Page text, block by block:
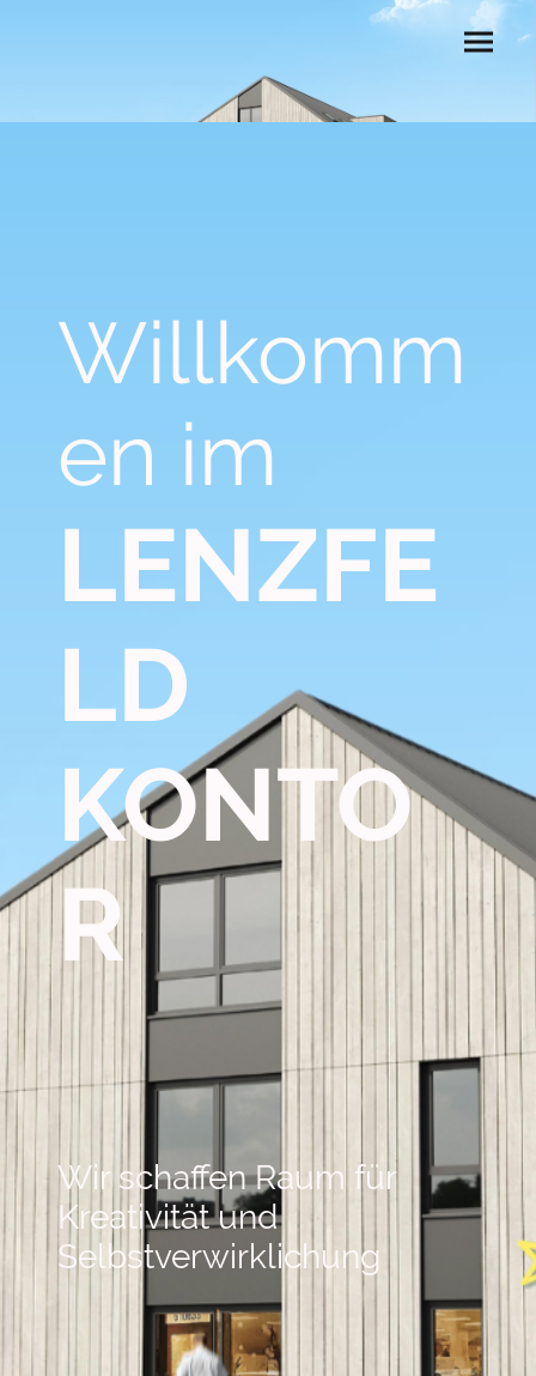
Willkomm
en im
LENZFE
LD
KONTO
R
Wir schaffen Raum für
Kreativität und
Selbstverwirklichung